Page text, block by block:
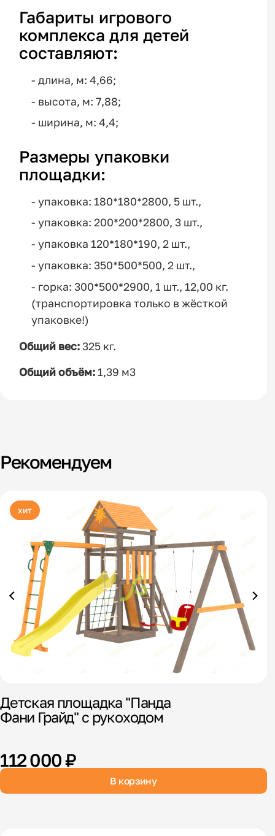
Габариты игрового
комплекса для детей
составляют:
- длина, м: 4,66;
- высота, м: 7,88;
- ширина, м: 4,4;
Размеры упаковки
площадки:
- упаковка: 180*180*2800, 5 шт.,
- упаковка: 200*200*2800, 3 шт.,
- упаковка 120*180*190, 2 шт.,
- упаковка: 350*500*500, 2 шт.,
- горка: 300*500*2900, 1 шт., 12,00 кг.
(транспортировка только в жёсткой
упаковке!)
Общий вес: 325 кг.
Общий объём: 1,39 м3
Рекомендуем
хит
Детская площадка "Панда
Фани Грайд" с рукоходом
112 000 ₽
В корзину